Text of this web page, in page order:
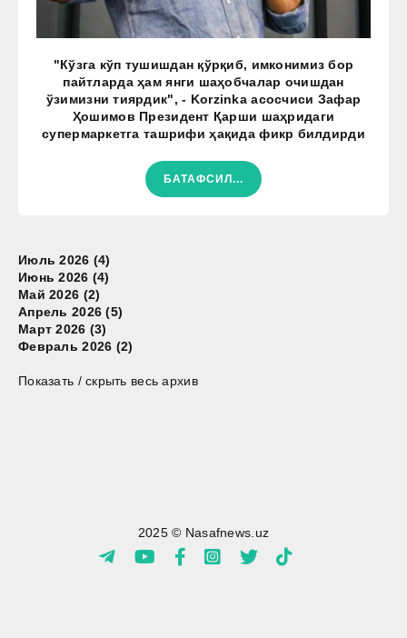
"Кўзга кўп тушишдан қўрқиб, имконимиз бор
пайтларда ҳам янги шаҳобчалар очишдан
ўзимизни тиярдик", - Korzinka асосчиси Зафар
Ҳошимов Президент Қарши шаҳридаги
супермаркетга ташрифи ҳақида фикр билдирди
БАТАФСИЛ...
Июль 2026 (4)
Июнь 2026 (4)
Май 2026 (2)
Апрель 2026 (5)
Март 2026 (3)
Февраль 2026 (2)
Показать / скрыть весь архив
2025 © Nasafnews.uz